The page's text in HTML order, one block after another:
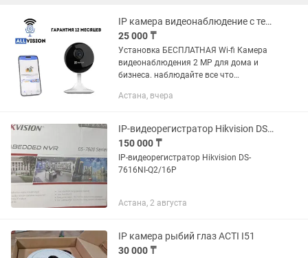
IP камера видеонаблюдение с телефона. wi-fi видеокамера
25 000 ₸
Установка БЕСПЛАТНАЯ Wi-fi Камера
видеонаблюдения 2 MP для дома и
бизнеса. наблюдайте все что
качество 1920-1080 Full HD. - ночное
Астана, вчера
IP-видеорегистратор Hikvision DS-7616NI-Q2/16P
150 000 ₸
IP-видеорегистратор Hikvision DS-
7616NI-Q2/16P
Астана, 2 августа
IP камера рыбий глаз ACTI I51
30 000 ₸